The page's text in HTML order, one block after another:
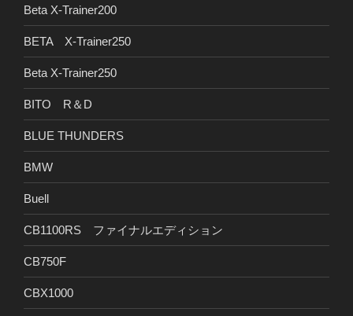
Beta X-Trainer200
BETA X-Trainer250
Beta X-Trainer250
BITO R＆D
BLUE THUNDERS
BMW
Buell
CB1100RS ファイナルエディション
CB750F
CBX1000